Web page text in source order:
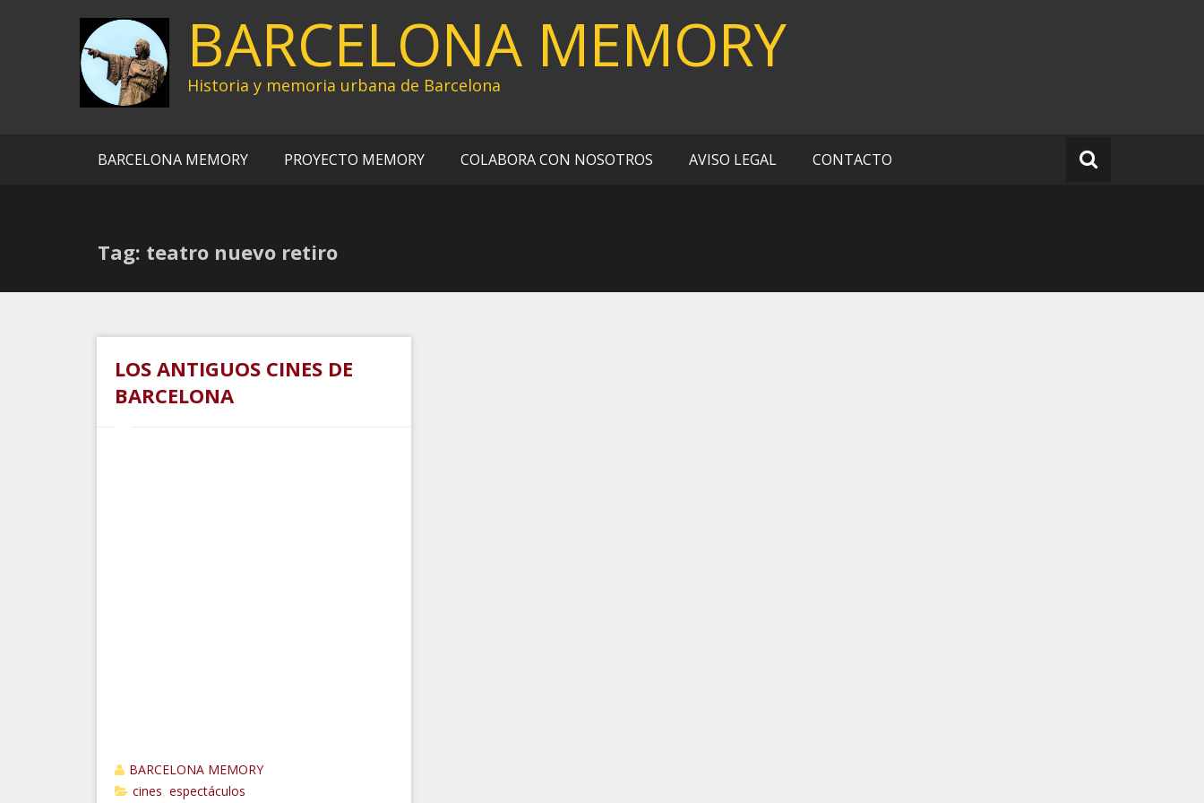
BARCELONA MEMORY
Historia y memoria urbana de Barcelona
BARCELONA MEMORY PROYECTO MEMORY COLABORA CON NOSOTROS AVISO LEGAL CONTACTO
Tag: teatro nuevo retiro
LOS ANTIGUOS CINES DE
BARCELONA
BARCELONA MEMORY
cines espectáculos